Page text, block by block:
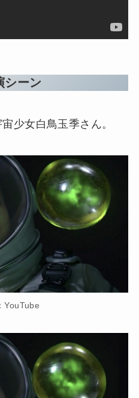
シーン
少女白鳥玉季さん。
YouTube